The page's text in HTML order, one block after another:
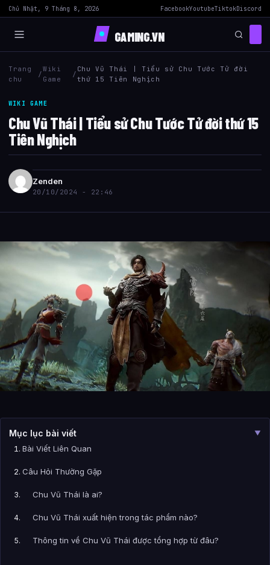
Chủ Nhật, 9 Tháng 8, 2026 FacebookYoutubeTiktokDiscord
GAMING.VN
Trang
chu
/
Wiki
Game
/
Chu Vũ Thái | Tiểu sử Chu Tước Tử đời
thứ 15 Tiên Nghịch
WIKI GAME
Chu Vũ Thái | Tiểu sử Chu Tước Tử đời thứ 15
Tiên Nghịch
Zenden
20/10/2024 - 22:46
Mục lục bài viết ▼
Bài Viết Liên Quan
Câu Hỏi Thường Gặp
Chu Vũ Thái là ai?
Chu Vũ Thái xuất hiện trong tác phẩm nào?
Thông tin về Chu Vũ Thái được tổng hợp từ đâu?